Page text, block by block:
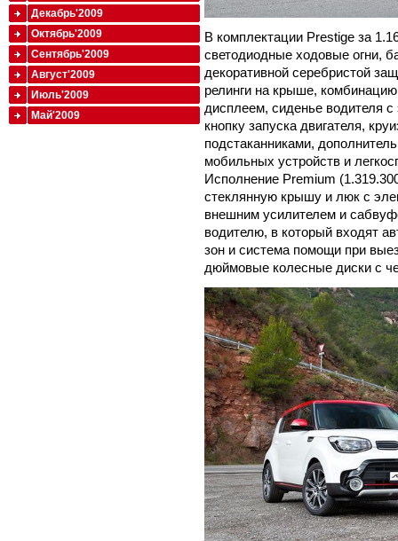
В комплектации Prestige за
светодиодные ходовые огни,
декоративной серебристой
релинги на крыше,
дисплеем, сиденье водителя с
кнопку запуска двигателя,
подстаканниками,
мобильных устройств и
Исполнение Premium
стеклянную крышу и люк с
внешним усилителем и
водителю, в который входят
зон и система помощи при
дюймовые колесные диски с
Декабрь'2009
Октябрь'2009
Сентябрь'2009
Август'2009
Июль'2009
Май'2009